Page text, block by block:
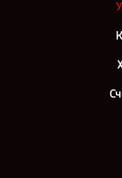
Ремонт
Ремонт